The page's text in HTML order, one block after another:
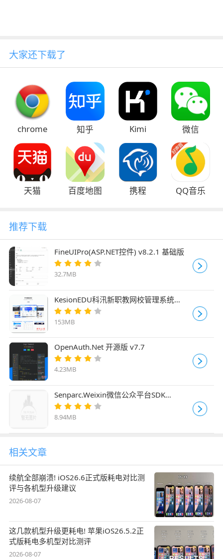
大家还下载了
chrome 知乎 Kimi 微信
天猫 百度地图 携程 QQ音乐
推荐下载
FineUIPro(ASP.NET控件) v8.2.1 基础版
32.7MB
KesionEDU科汛新职教网校管理系统
v11.240806
153MB
OpenAuth.Net 开源版 v7.7
4.23MB
Senparc.Weixin微信公众平台SDK
v1.6.20.5
8.94MB
相关文章
续航全部崩溃! iOS26.6正式版耗电对比测
评与各机型升级建议
2026-08-07
这几款机型升级更耗电! 苹果iOS26.5.2正
式版耗电多机型对比测评
2026-08-07